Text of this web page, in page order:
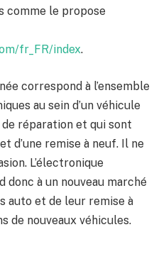
comme le propose
fr_FR/index.
correspond à l’ensemble
au sein d’un véhicule
réparation et qui sont
d’une remise à neuf. Il ne
L’électronique
à un nouveau marché
auto et de leur remise à
de nouveaux véhicules.